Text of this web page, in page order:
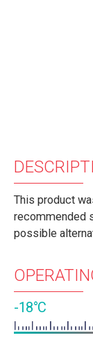
This product
recommended
possible
-18°C